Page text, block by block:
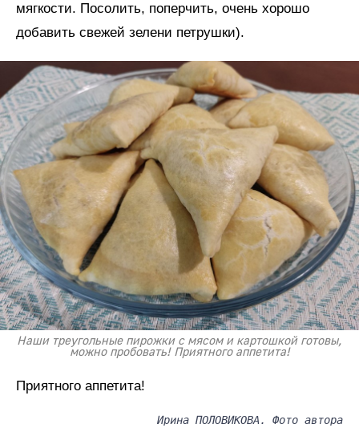
мягкости. Посолить, поперчить, очень хорошо
добавить свежей зелени петрушки).
Наши треугольные пирожки с мясом и картошкой готовы,
можно пробовать! Приятного аппетита!
Приятного аппетита!
Ирина ПОЛОВИКОВА. Фото автора